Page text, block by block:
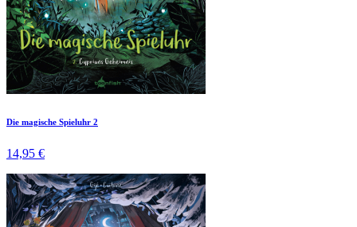
Die magische Spieluhr 2
14,95 €